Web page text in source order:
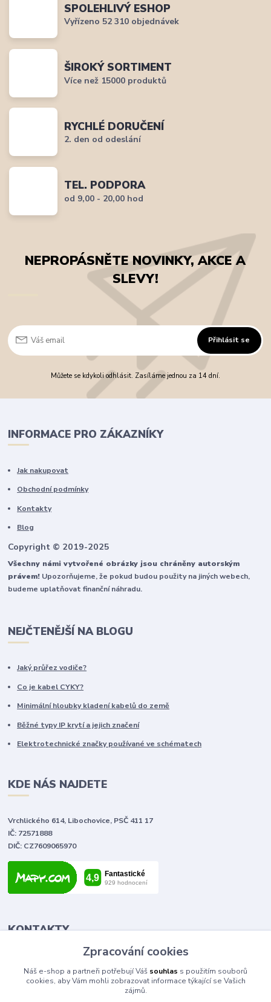
SPOLEHLIVÝ ESHOP
Vyřízeno 52 310 objednávek
ŠIROKÝ SORTIMENT
Více než 15000 produktů
RYCHLÉ DORUČENÍ
2. den od odeslání
TEL. PODPORA
od 9,00 - 20,00 hod
NEPROPÁSNĚTE NOVINKY, AKCE A
SLEVY!
Přihlásit se
Můžete se kdykoli odhlásit. Zasíláme jednou za 14 dní.
INFORMACE PRO ZÁKAZNÍKY
Jak nakupovat
Obchodní podmínky
Kontakty
Blog
Copyright © 2019-2025
Všechny námi vytvořené obrázky jsou chráněny autorským
právem! Upozorňujeme, že pokud budou použity na jiných webech,
budeme uplatňovat finanční náhradu.
NEJČTENĚJŠÍ NA BLOGU
Jaký průřez vodiče?
Co je kabel CYKY?
Minimální hloubky kladení kabelů do země
Běžné typy IP krytí a jejich značení
Elektrotechnické značky používané ve schématech
KDE NÁS NAJDETE
Vrchlického 614, Libochovice, PSČ 411 17
IČ: 72571888
DIČ: CZ7609065970
KONTAKTY
Tomáš Vlček
+420 702 090 443
volejte od 9,00 - 20,00 hod
Zpracování cookies
Náš e-shop a partneři potřebují Váš souhlas s použitím souborů
cookies, aby Vám mohli zobrazovat informace týkající se Vašich
zájmů.